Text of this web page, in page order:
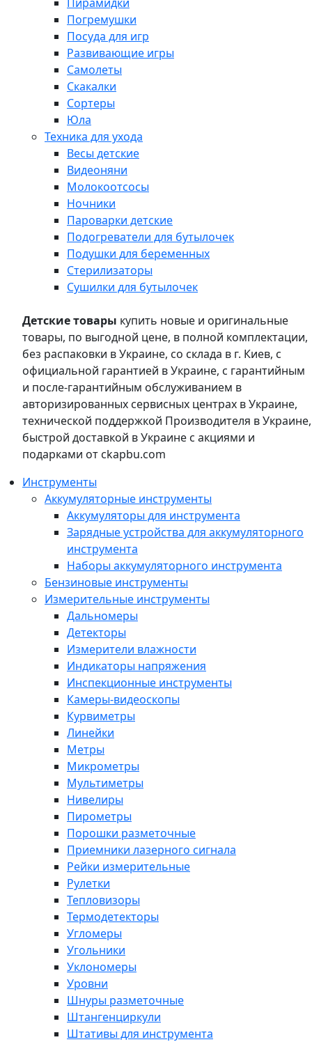
Погремушки
Посуда для игр
Развивающие игры
Самолеты
Скакалки
Сортеры
Юла
Техника для ухода
Весы детские
Видеоняни
Молокоотсосы
Ночники
Пароварки детские
Подогреватели для бутылочек
Подушки для беременных
Стерилизаторы
Сушилки для бутылочек
Детские товары купить новые и оригинальные
товары, по выгодной цене, в полной комплектации,
без распаковки в Украине, со склада в г. Киев, с
официальной гарантией в Украине, с гарантийным
и после-гарантийным обслуживанием в
авторизированных сервисных центрах в Украине,
технической поддержкой Производителя в Украине,
быстрой доставкой в Украине с акциями и
подарками от ckapbu.com
Инструменты
Аккумуляторные инструменты
Аккумуляторы для инструмента
Зарядные устройства для аккумуляторного
инструмента
Наборы аккумуляторного инструмента
Бензиновые инструменты
Измерительные инструменты
Дальномеры
Детекторы
Измерители влажности
Индикаторы напряжения
Инспекционные инструменты
Камеры-видеоскопы
Курвиметры
Линейки
Метры
Микрометры
Мультиметры
Нивелиры
Пирометры
Порошки разметочные
Приемники лазерного сигнала
Рейки измерительные
Рулетки
Тепловизоры
Термодетекторы
Угломеры
Угольники
Уклономеры
Уровни
Шнуры разметочные
Штангенциркули
Штативы для инструмента